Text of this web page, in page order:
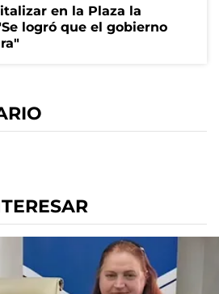
en la Plaza la
logró que el gobierno